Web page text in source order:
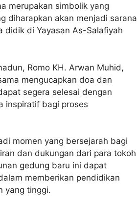
merupakan simbolik yang
diharapkan akan menjadi sarana
didik di Yayasan As-Salafiyah
Romo KH. Arwan Muhid,
mengucapkan doa dan
segera selesai dengan
inspiratif bagi proses
momen yang bersejarah bagi
dan dukungan dari para tokoh
gedung baru ini dapat
memberikan pendidikan
yang tinggi.